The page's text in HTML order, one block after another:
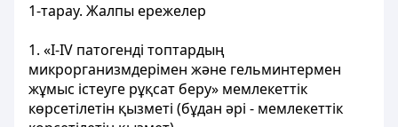
1-тарау. Жалпы ережелер
1. «I-IV патогенді топтардың
микрорганизмдерімен және гельминтермен
жұмыс істеуге рұқсат беру» мемлекеттік
көрсетілетін қызметі (бұдан әрі - мемлекеттік